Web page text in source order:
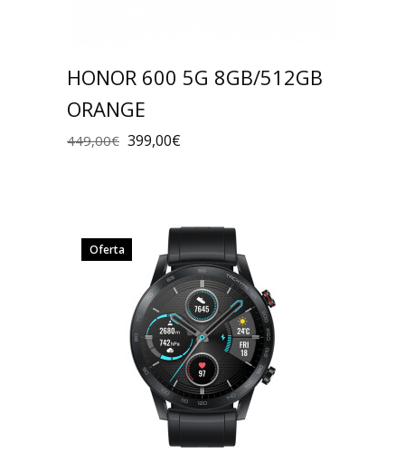
HONOR 600 5G 8GB/512GB
ORANGE
449,00€ 399,00€
Oferta